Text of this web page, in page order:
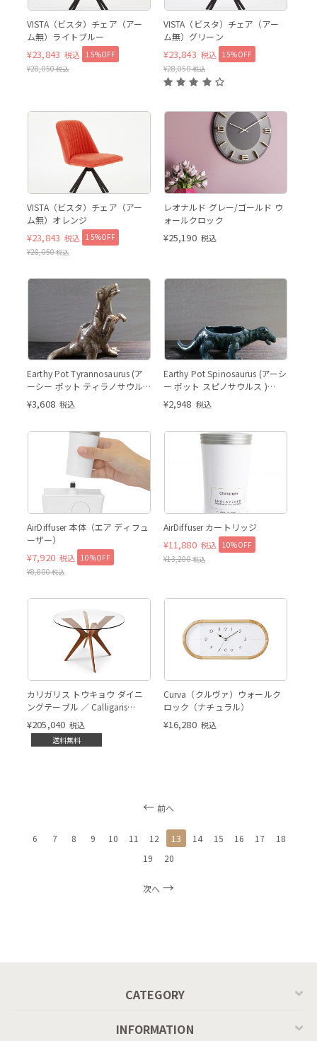
VISTA（ビスタ）チェア（アー
ム無）ライトブルー
¥23,843 税込 15%OFF
¥28,050税込
VISTA（ビスタ）チェア（アー
ム無）グリーン
¥23,843 税込 15%OFF
¥28,050税込
VISTA（ビスタ）チェア（アー
ム無）オレンジ
¥23,843 税込 15%OFF
¥28,050税込
レオナルド グレー/ゴールド ウ
ォールクロック
¥25,190 税込
Earthy Pot Tyrannosaurus (ア
ーシー ポット ティラノサウル
ス) (BE)
¥3,608 税込
Earthy Pot Spinosaurus (アーシ
ー ポット スピノサウルス )
(BL）
¥2,948 税込
AirDiffuser 本体＋カートリッ
AirDiffuser 本体（エア ディフュ
ーザー）
¥7,920 税込 10%OFF
¥8,800税込
AirDiffuser カートリッジ
¥11,880 税込 10%OFF
¥13,200税込
カリガリス トウキョウ ダイニ
ングテーブル ／ Calligaris
TOKYO Dining table[CS18-FD
120]
¥205,040 税込
送料無料
Curva（クルヴァ）ウォールク
ロック（ナチュラル）
¥16,280 税込
前へ
6 7 8 9 10 11 12 13 14 15 16 17
18
19
20
次へ
CATEGORY
INFORMATION